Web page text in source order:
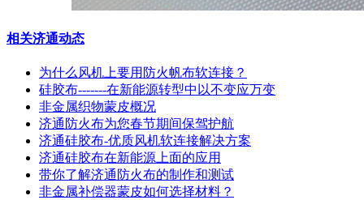
相关济通动态
为什么风机上要用防火帆布软连接？
硅胶布-------在新能源转型中以不变应万变
非金属织物蒙皮概况
济通防火布为您春节期间保驾护航
济通硅胶布-优质风机软连接解决方案
济通硅胶布在新能源上面的应用
带你了解济通防火布的制作和测试
非金属补偿器蒙皮如何选择材料？